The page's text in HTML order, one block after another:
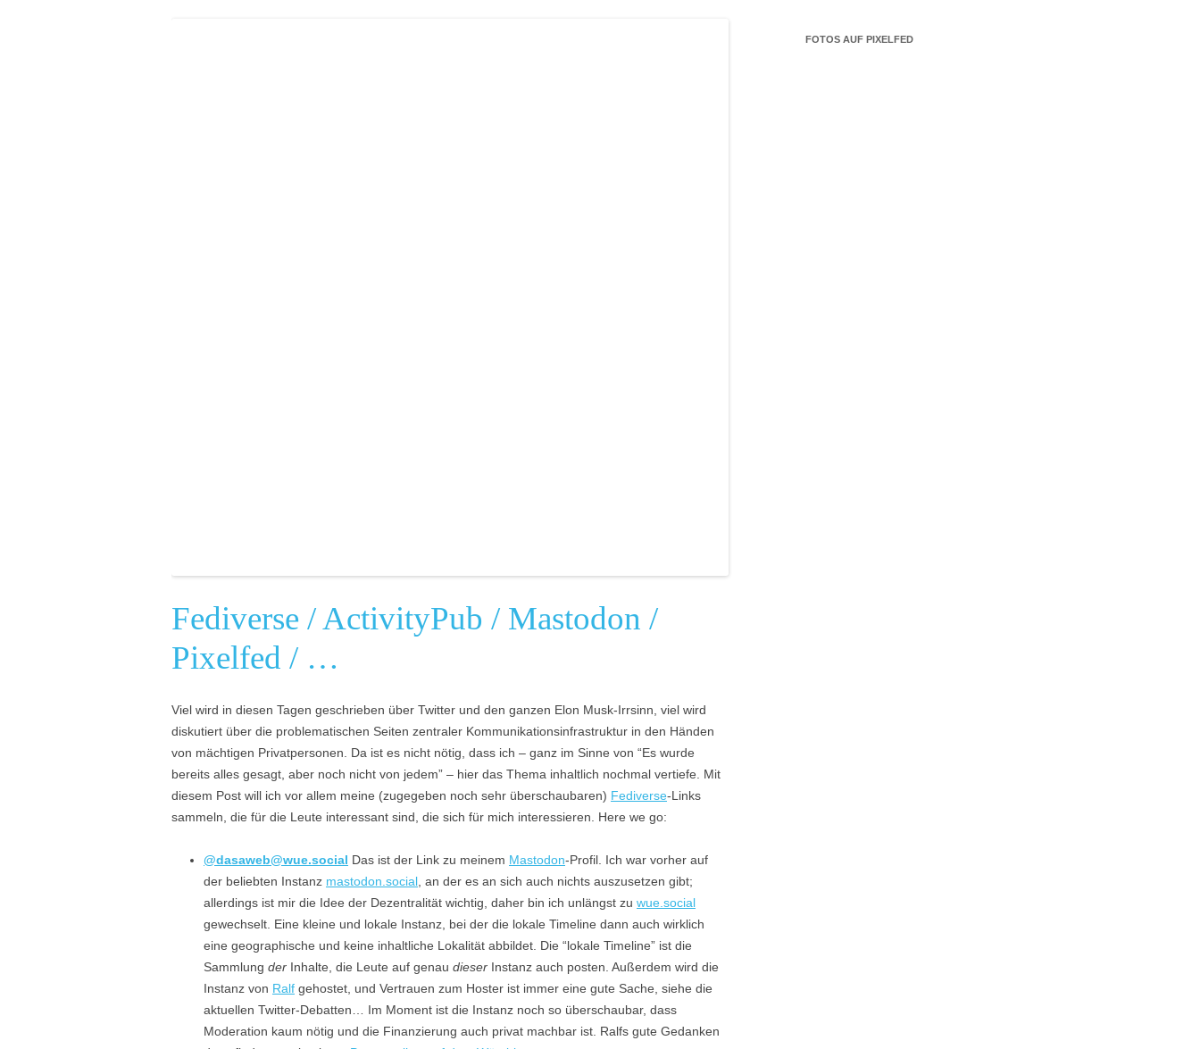
Fediverse / ActivityPub / Mastodon /
Pixelfed / …
Viel wird in diesen Tagen geschrieben über Twitter und den ganzen Elon Musk-Irrsinn, viel wird
diskutiert über die problematischen Seiten zentraler Kommunikationsinfrastruktur in den Händen
von mächtigen Privatpersonen. Da ist es nicht nötig, dass ich – ganz im Sinne von “Es wurde
bereits alles gesagt, aber noch nicht von jedem” – hier das Thema inhaltlich nochmal vertiefe. Mit
diesem Post will ich vor allem meine (zugegeben noch sehr überschaubaren) Fediverse-Links
sammeln, die für die Leute interessant sind, die sich für mich interessieren. Here we go:
@dasaweb@wue.social Das ist der Link zu meinem Mastodon-Profil. Ich war vorher auf
der beliebten Instanz mastodon.social , an der es an sich auch nichts auszusetzen gibt;
allerdings ist mir die Idee der Dezentralität wichtig, daher bin ich unlängst zu wue.social
gewechselt. Eine kleine und lokale Instanz, bei der die lokale Timeline dann auch wirklich
eine geographische und keine inhaltliche Lokalität abbildet. Die “lokale Timeline” ist die
Sammlung der Inhalte, die Leute auf genau dieser Instanz auch posten. Außerdem wird die
Instanz von Ralf gehostet, und Vertrauen zum Hoster ist immer eine gute Sache, siehe die
aktuellen Twitter-Debatten… Im Moment ist die Instanz noch so überschaubar, dass
Moderation kaum nötig und die Finanzierung auch privat machbar ist. Ralfs gute Gedanken
FOTOS AUF PIXELFED